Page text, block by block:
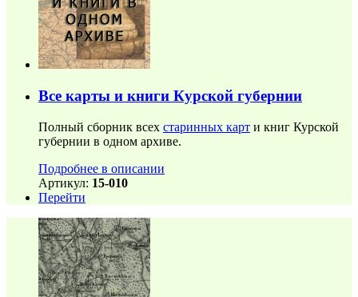
Все карты и книги Курской губернии
Полный сборник всех старинных карт и книг Курской
губернии в одном архиве.
Подробнее в описании
Артикул: 15-010
Перейти